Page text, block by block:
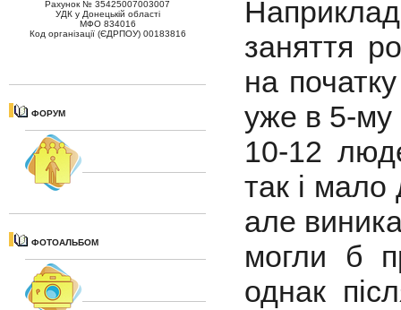
Рахунок № 35425007003007
УДК у Донецькій області
МФО 834016
Код організації (ЄДРПОУ) 00183816
ФОРУМ
ФОТОАЛЬБОМ
заняття
на
уже в 5-му
10-12
так і
але
могли б
однак